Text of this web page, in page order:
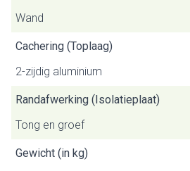
Wand
Cachering (Toplaag)
2-zijdig aluminium
Randafwerking (Isolatieplaat)
Tong en groef
Gewicht (in kg)